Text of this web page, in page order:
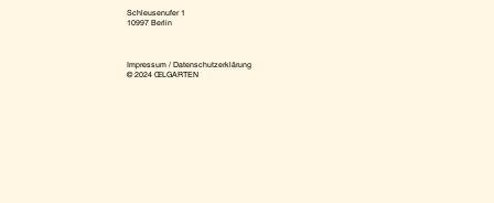
Schleusenufer 1
10997 Berlin
Impressum / Datenschutzerklärung
© 2024 ŒLGARTEN